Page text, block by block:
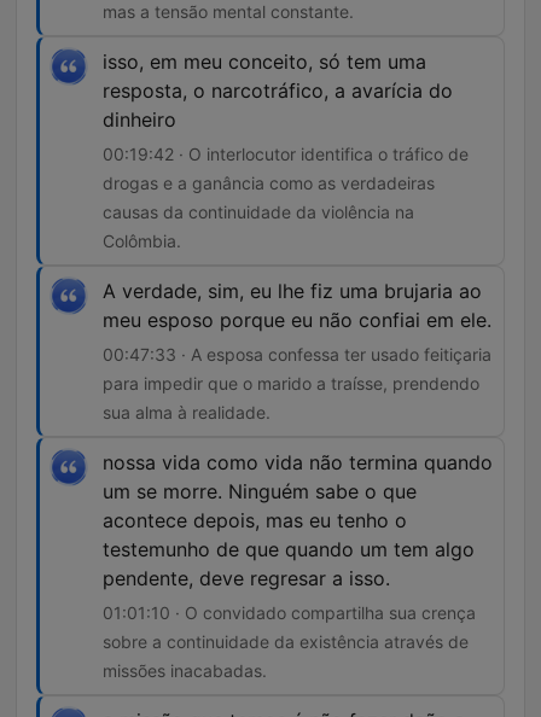
mas a tensão mental constante.
isso, em meu conceito, só tem uma
resposta, o narcotráfico, a avarícia do
dinheiro
00:19:42 · O interlocutor identifica o tráfico de
drogas e a ganância como as verdadeiras
causas da continuidade da violência na
Colômbia.
A verdade, sim, eu lhe fiz uma brujaria ao
meu esposo porque eu não confiai em ele.
00:47:33 · A esposa confessa ter usado feitiçaria
para impedir que o marido a traísse, prendendo
sua alma à realidade.
nossa vida como vida não termina quando
um se morre. Ninguém sabe o que
acontece depois, mas eu tenho o
testemunho de que quando um tem algo
pendente, deve regresar a isso.
01:01:10 · O convidado compartilha sua crença
sobre a continuidade da existência através de
missões inacabadas.